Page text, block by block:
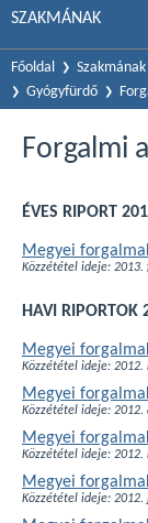
SZAKMÁNAK
Főoldal Szakmának
Gyógyfürdő
Forgalmi
ÉVES RIPORT
Megyei
Közzététel ideje: 2013.
HAVI RIPORTOK
Megyei
Közzététel ideje: 2012.
Megyei
Közzététel ideje: 2012.
Megyei
Közzététel ideje: 2012.
Megyei
Közzététel ideje: 2012.